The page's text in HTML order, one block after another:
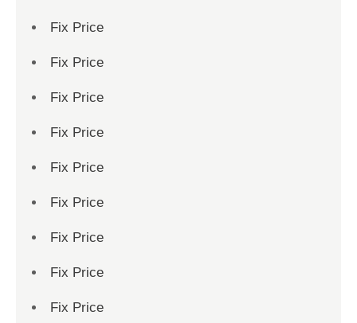
Fix Price
Fix Price
Fix Price
Fix Price
Fix Price
Fix Price
Fix Price
Fix Price
Fix Price